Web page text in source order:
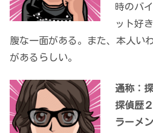
時のバ
ット好
腹な一面がある。また、本人い
があるらしい。
通称：
探偵歴
ラーメ